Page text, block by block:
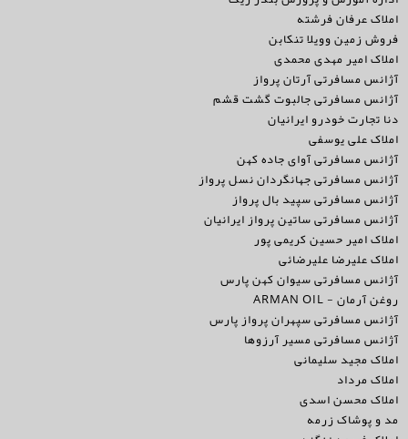
املاک عرفان فرشته
فروش زمین وویلا تنکابن
املاک امیر مهدی محمدی
آژانس مسافرتی آرتان پرواز
آژانس مسافرتی جالبوت گشت قشم
دنا تجارت خودرو ایرانیان
املاک علی یوسفی
آژانس مسافرتی آوای جاده کهن
آژانس مسافرتی جهانگردان نسل پرواز
آژانس مسافرتی سپید بال پرواز
آژانس مسافرتی ساتین پرواز ایرانیان
املاک امیر حسین کریمی پور
املاک علیرضا علیرضائی
آژانس مسافرتی سیوان کهن پارس
روغن آرمان - ARMAN OIL
آژانس مسافرتی سپهران پرواز پارس
آژانس مسافرتی مسیر آرزوها
املاک مجید سلیمانی
املاک مرداد
املاک محسن اسدی
مد و پوشاک زرمه